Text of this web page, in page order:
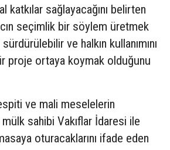
sağlayacağını belirten
seçimlik bir söylem üretmek
ve halkın kullanımını
proje ortaya koymak olduğunu
ve mali meselelerin
sahibi Vakıflar İdaresi ile
oturacaklarını ifade eden